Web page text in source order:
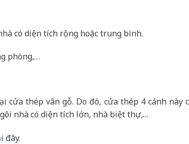
có diện tích rộng hoặc trung bình.
phòng,…
thép vân gỗ. Do đó, cửa thép 4 cánh này
nhà có diện tích lớn, nhà biệt thự,…
đây.